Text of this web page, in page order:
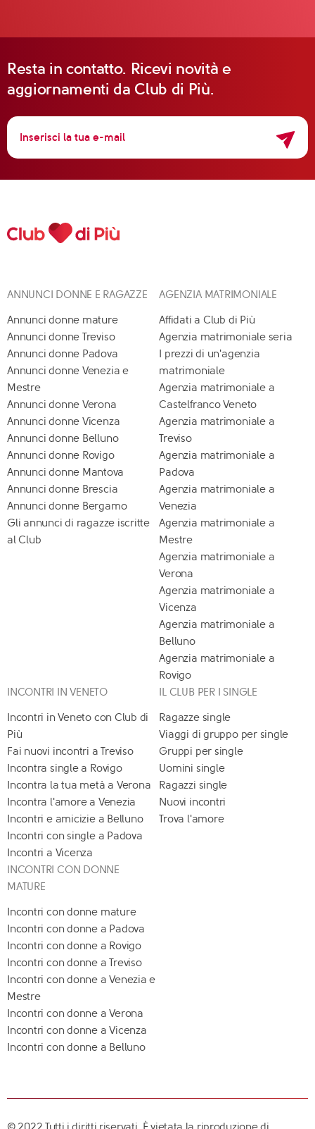
Resta in contatto. Ricevi novità e
aggiornamenti da Club di Più.
ANNUNCI DONNE E RAGAZZE
Annunci donne mature
Annunci donne Treviso
Annunci donne Padova
Annunci donne Venezia e
Mestre
Annunci donne Verona
Annunci donne Vicenza
Annunci donne Belluno
Annunci donne Rovigo
Annunci donne Mantova
Annunci donne Brescia
Annunci donne Bergamo
Gli annunci di ragazze iscritte
al Club
AGENZIA MATRIMONIALE
Affidati a Club di Più
Agenzia matrimoniale seria
I prezzi di un'agenzia
matrimoniale
Agenzia matrimoniale a
Castelfranco Veneto
Agenzia matrimoniale a
Treviso
Agenzia matrimoniale a
Padova
Agenzia matrimoniale a
Venezia
Agenzia matrimoniale a
Mestre
Agenzia matrimoniale a
Verona
Agenzia matrimoniale a
Vicenza
Agenzia matrimoniale a
Belluno
Agenzia matrimoniale a
Rovigo
INCONTRI IN VENETO
Incontri in Veneto con Club di
Più
Fai nuovi incontri a Treviso
Incontra single a Rovigo
Incontra la tua metà a Verona
Incontra l'amore a Venezia
Incontri e amicizie a Belluno
Incontri con single a Padova
Incontri a Vicenza
IL CLUB PER I SINGLE
Ragazze single
Viaggi di gruppo per single
Gruppi per single
Uomini single
Ragazzi single
Nuovi incontri
Trova l'amore
INCONTRI CON DONNE
MATURE
Incontri con donne mature
Incontri con donne a Padova
Incontri con donne a Rovigo
Incontri con donne a Treviso
Incontri con donne a Venezia e
Mestre
Incontri con donne a Verona
Incontri con donne a Vicenza
Incontri con donne a Belluno